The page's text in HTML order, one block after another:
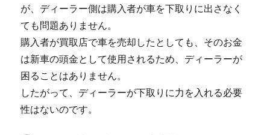
が、ディーラー側は購入者が車を下取りに出さなく
ても問題ありません。
購入者が買取店で車を売却したとしても、そのお金
は新車の頭金として使用されるため、ディーラーが
困ることはありません。
したがって、ディーラーが下取りに力を入れる必要
性はないのです。